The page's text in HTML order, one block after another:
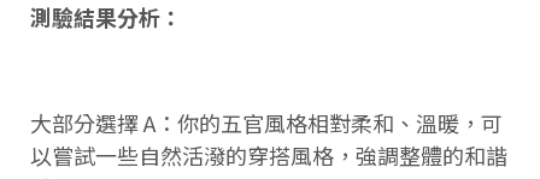
測驗結果分析：
大部分選擇 A：你的五官風格相對柔和、溫暖，可
以嘗試一些自然活潑的穿搭風格，強調整體的和諧